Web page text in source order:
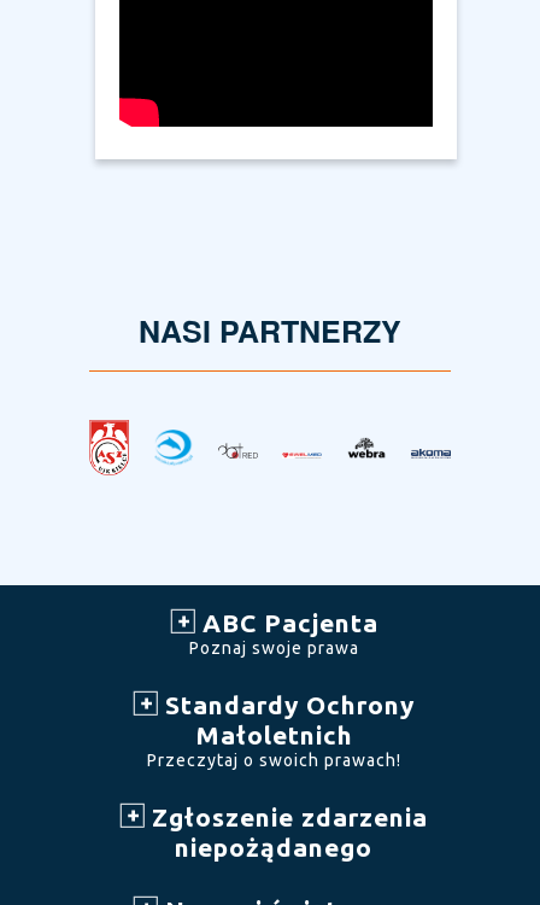
NASI PARTNERZY
ABC Pacjenta
Poznaj swoje prawa
Standardy Ochrony
Małoletnich
Przeczytaj o swoich prawach!
Zgłoszenie zdarzenia
niepożądanego